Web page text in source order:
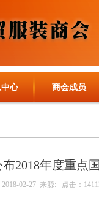
心 商会成员
2018年度重点
2018-02-27 来源: 点击：